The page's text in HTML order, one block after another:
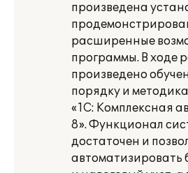
произведена
расширенные
программы. В ходе
произведено
порядку и
«1С: Комплексная
8». Функционал
достаточен и
автоматизировать